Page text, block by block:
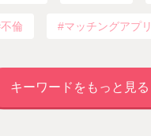
不倫 マッチングアプリ
キーワードをもっと見る